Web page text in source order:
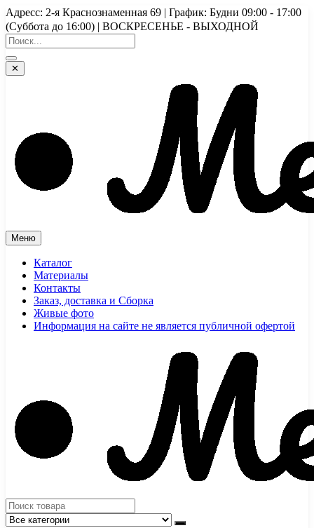
Перейти
к
содержимому
Адресс: 2-я Краснознаменная 69 | График: Будни 09:00 - 17:00
(Суббота до 16:00) | ВОСКРЕСЕНЬЕ - ВЫХОДНОЙ
✕
Меню
Каталог
Материалы
Контакты
Заказ, доставка и Сборка
Живые фото
Информация на сайте не является публичной офертой